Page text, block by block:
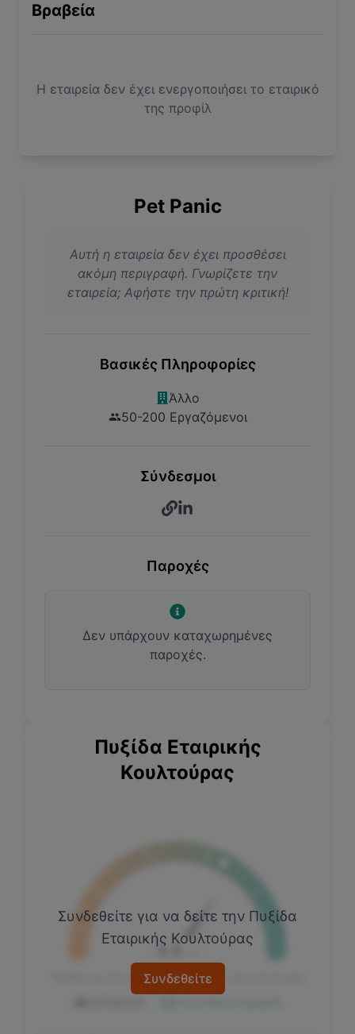
Βραβεία
Η εταιρεία δεν έχει ενεργοποιήσει το εταιρικό
της προφίλ
Pet Panic
Αυτή η εταιρεία δεν έχει προσθέσει
ακόμη περιγραφή. Γνωρίζετε την
εταιρεία; Αφήστε την πρώτη κριτική!
Βασικές Πληροφορίες
Άλλο
50-200 Εργαζόμενοι
Σύνδεσμοι
Παροχές
Δεν υπάρχουν καταχωρημένες
παροχές.
Πυξίδα Εταιρικής
Κουλτούρας
3.5
Παραδοσιακή Κουλτούρα
Συνδεθείτε για να δείτε την Πυξίδα
Εταιρικής Κουλτούρας
Συνδεθείτε